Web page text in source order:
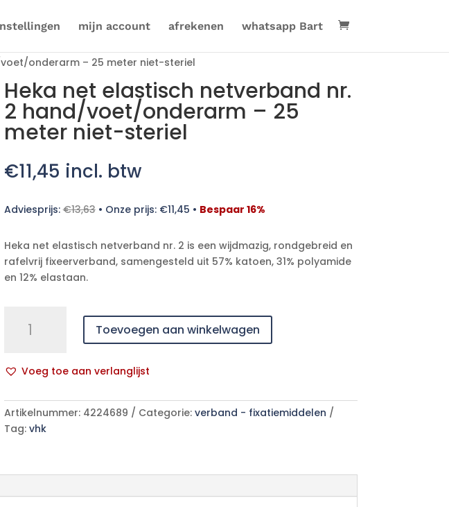
mijn account afrekenen whatsapp Bart
onderarm – 25 meter niet-steriel
Heka net elastisch netverband nr.
2 hand/voet/onderarm – 25
meter niet-steriel
€11,45 incl. btw
Adviesprijs:€13,63• Onze prijs: €11,45 • Bespaar 16%
Heka net elastisch netverband nr. 2 is een wijdmazig, rondgebreid en
rafelvrij fixeerverband, samengesteld uit 57% katoen, 31% polyamide
en 12% elastaan.
nr.
hand/voet/onderarm
-
niet-
Toevoegen aan winkelwagen
Voeg toe aan verlanglijst
l
t
e
t
Artikelnummer: 4224689 Categorie: verband - fixatiemiddelen
Tag: vhk